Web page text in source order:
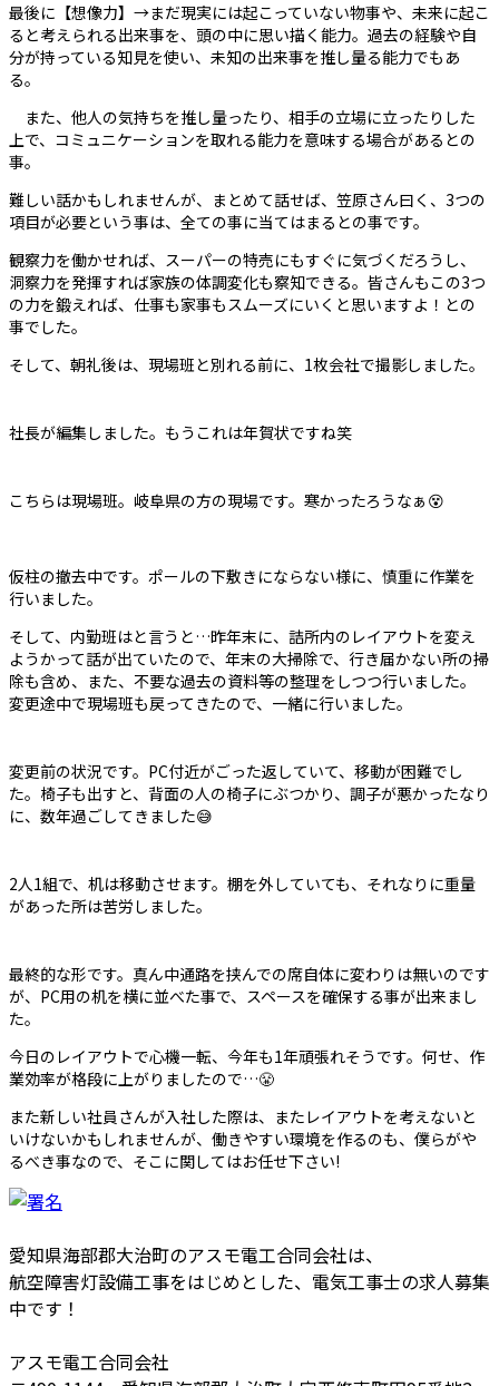
最後に【想像力】→まだ現実には起こっていない物事や、未来に起こ
ると考えられる出来事を、頭の中に思い描く能力。過去の経験や自
分が持っている知見を使い、未知の出来事を推し量る能力でもあ
る。
また、他人の気持ちを推し量ったり、相手の立場に立ったりした
上で、コミュニケーションを取れる能力を意味する場合があるとの
事。
難しい話かもしれませんが、まとめて話せば、笠原さん曰く、3つの
項目が必要という事は、全ての事に当てはまるとの事です。
観察力を働かせれば、スーパーの特売にもすぐに気づくだろうし、
洞察力を発揮すれば家族の体調変化も察知できる。皆さんもこの3つ
の力を鍛えれば、仕事も家事もスムーズにいくと思いますよ！との
事でした。
そして、朝礼後は、現場班と別れる前に、1枚会社で撮影しました。
社長が編集しました。もうこれは年賀状ですね笑
こちらは現場班。岐阜県の方の現場です。寒かったろうなぁ😵
仮柱の撤去中です。ポールの下敷きにならない様に、慎重に作業を
行いました。
そして、内勤班はと言うと…昨年末に、詰所内のレイアウトを変え
ようかって話が出ていたので、年末の大掃除で、行き届かない所の掃
除も含め、また、不要な過去の資料等の整理をしつつ行いました。
変更途中で現場班も戻ってきたので、一緒に行いました。
変更前の状況です。PC付近がごった返していて、移動が困難でし
た。椅子も出すと、背面の人の椅子にぶつかり、調子が悪かったなり
に、数年過ごしてきました😅
2人1組で、机は移動させます。棚を外していても、それなりに重量
があった所は苦労しました。
最終的な形です。真ん中通路を挟んでの席自体に変わりは無いのです
が、PC用の机を横に並べた事で、スペースを確保する事が出来まし
た。
今日のレイアウトで心機一転、今年も1年頑張れそうです。何せ、作
業効率が格段に上がりましたので…😤
また新しい社員さんが入社した際は、またレイアウトを考えないと
いけないかもしれませんが、働きやすい環境を作るのも、僕らがや
るべき事なので、そこに関してはお任せ下さい!
愛知県海部郡大治町のアスモ電工合同会社は、
航空障害灯設備工事をはじめとした、電気工事士の求人募集
中です！
アスモ電工合同会社